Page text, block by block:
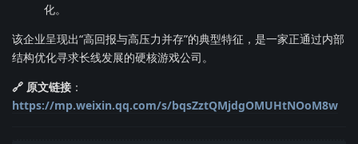
化。
该企业呈现出“高回报与高压力并存”的典型特征，是一家正通过内部
结构优化寻求长线发展的硬核游戏公司。
🔗 原文链接 ：
https://mp.weixin.qq.com/s/bqsZztQMjdgOMUHtNOoM8w